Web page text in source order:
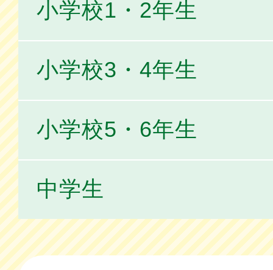
小学校1・2年生
小学校3・4年生
小学校5・6年生
中学生